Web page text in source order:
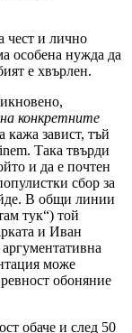
чест и лично
особена нужда да
е хвърлен.
конкретните
кажа завист, тъй
Така твърди
и да е почтен
сбор за
В общи линии
тук“) той
и Иван
може
обоняние
обаче и след 50